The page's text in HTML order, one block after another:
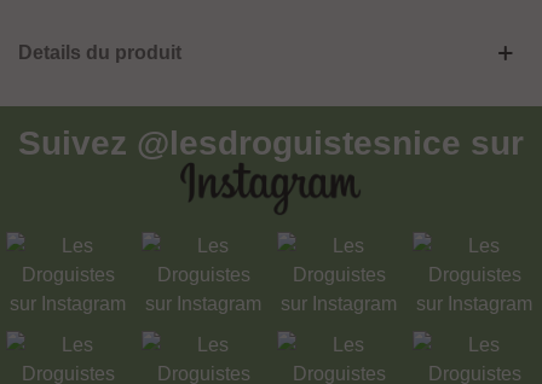
Details du produit
Suivez @lesdroguistesnice sur